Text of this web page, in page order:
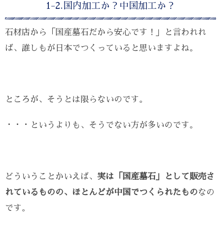
1-2.国内加工か？中国加工か？
石材店から「国産墓石だから安心です！」と言われれ
ば、誰しもが日本でつくっていると思いますよね。
ところが、そうとは限らないのです。
・・・というよりも、そうでない方が多いのです。
どういうことかいえば、 実は「国産墓石」として販売さ
れているものの、ほとんどが中国でつくられたものなの
です。